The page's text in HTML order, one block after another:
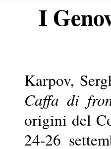
I
Karpov,
Caffa di
origini del
24-26